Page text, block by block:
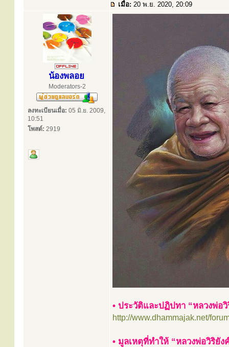
เมื่อ: 20 พ.ย. 2020, 20:09
น้องพลอย
Moderators-2
ลงทะเบียนเมื่อ: 05 มิ.ย. 2009,
10:51
โพสต์: 2919
• ประวัติและปฏิปทา “หลวงพ่อ
http://www.dhammajak.net/
• มูลเหตุที่ทำให้ “หลวงพ่อวิริยั